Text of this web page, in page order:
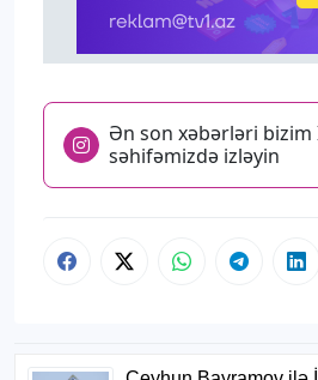
Ən son xəbərləri
səhifəmizdə izləyin